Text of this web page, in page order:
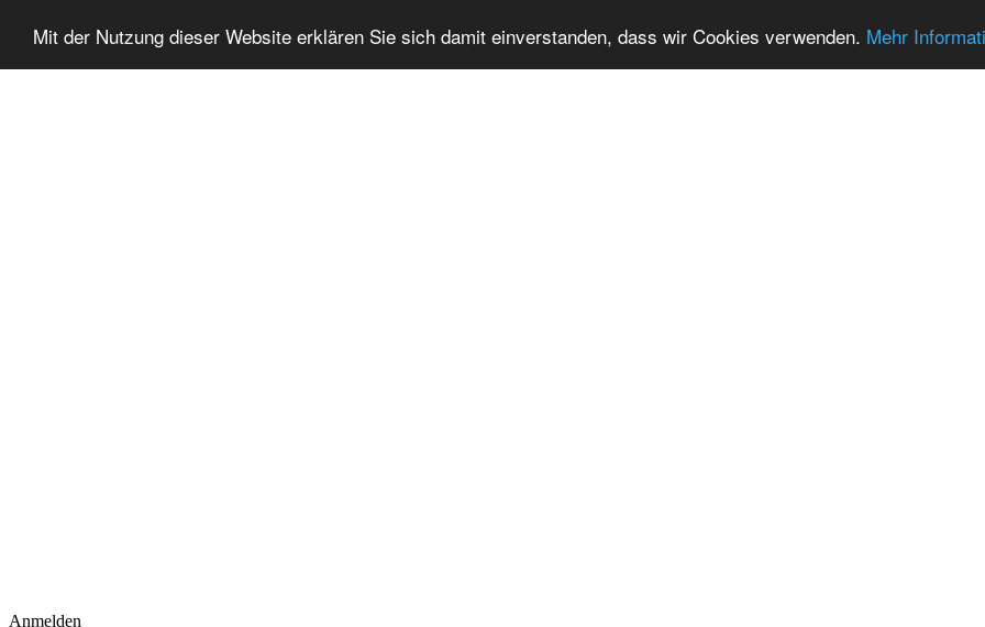
Mit der Nutzung dieser Website erklären Sie sich damit einverstanden, dass wir Cookies verwenden. Mehr
Anmelden